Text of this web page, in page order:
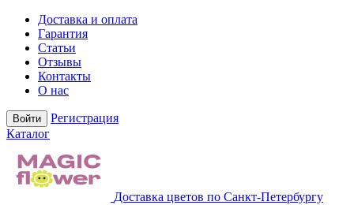
Доставка и оплата
Гарантия
Статьи
Отзывы
Контакты
О нас
Войти
Регистрация
Каталог
Доставка цветов по Санкт-Петербургу